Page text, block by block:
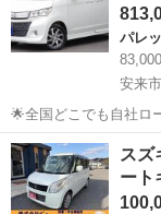
パレ
安来市
🌟全国どこでも自社ロ
破産、債務整理の経
備は難しい… そんな不安はオトロンにお任せ🚗💨 審査通過率
95％✨100...
島根 安来市
ス
ー